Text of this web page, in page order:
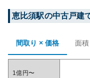
恵比須駅の中古戸建
間取り × 価格 面
1億円〜